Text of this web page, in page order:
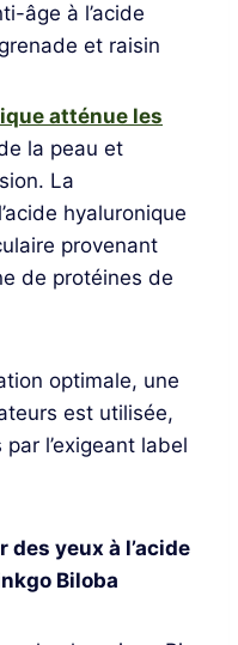
âge à l’acide
et raisin
atténue les
la peau et
La
hyaluronique
provenant
de protéines de
optimale, une
est utilisée,
l’exigeant label
des yeux à l’acide
Biloba